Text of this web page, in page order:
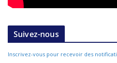
Suivez-nous
Inscrivez-vous pour recevoir des